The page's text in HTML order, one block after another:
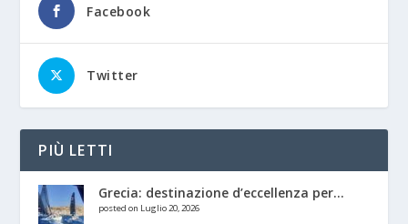
Facebook
Twitter
PIÙ LETTI
Grecia: destinazione d’eccellenza per...
posted on Luglio 20, 2026